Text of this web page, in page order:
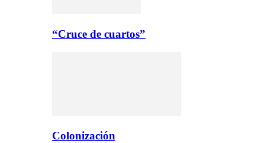
“Cruce de cuartos”
Colonización